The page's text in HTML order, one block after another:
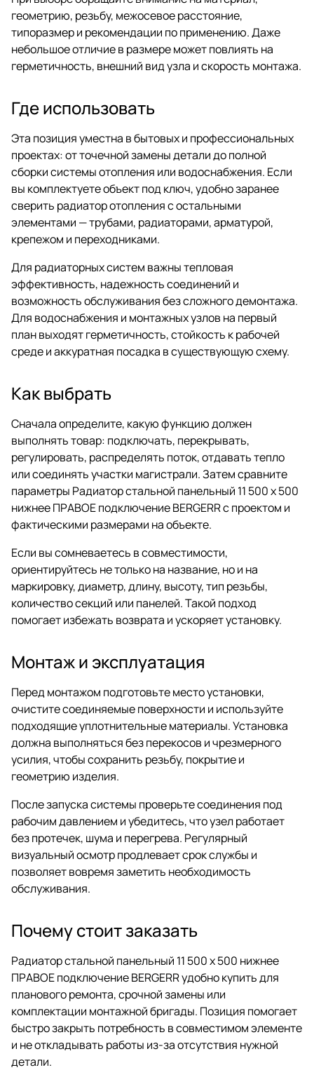
геометрию, резьбу, межосевое расстояние,
типоразмер и рекомендации по применению. Даже
небольшое отличие в размере может повлиять на
герметичность, внешний вид узла и скорость монтажа.
Где использовать
Эта позиция уместна в бытовых и профессиональных
проектах: от точечной замены детали до полной
сборки системы отопления или водоснабжения. Если
вы комплектуете объект под ключ, удобно заранее
сверить радиатор отопления с остальными
элементами — трубами, радиаторами, арматурой,
крепежом и переходниками.
Для радиаторных систем важны тепловая
эффективность, надежность соединений и
возможность обслуживания без сложного демонтажа.
Для водоснабжения и монтажных узлов на первый
план выходят герметичность, стойкость к рабочей
среде и аккуратная посадка в существующую схему.
Как выбрать
Сначала определите, какую функцию должен
выполнять товар: подключать, перекрывать,
регулировать, распределять поток, отдавать тепло
или соединять участки магистрали. Затем сравните
параметры Радиатор стальной панельный 11 500 x 500
нижнее ПРАВОЕ подключение BERGERR с проектом и
фактическими размерами на объекте.
Если вы сомневаетесь в совместимости,
ориентируйтесь не только на название, но и на
маркировку, диаметр, длину, высоту, тип резьбы,
количество секций или панелей. Такой подход
помогает избежать возврата и ускоряет установку.
Монтаж и эксплуатация
Перед монтажом подготовьте место установки,
очистите соединяемые поверхности и используйте
подходящие уплотнительные материалы. Установка
должна выполняться без перекосов и чрезмерного
усилия, чтобы сохранить резьбу, покрытие и
геометрию изделия.
После запуска системы проверьте соединения под
рабочим давлением и убедитесь, что узел работает
без протечек, шума и перегрева. Регулярный
визуальный осмотр продлевает срок службы и
позволяет вовремя заметить необходимость
обслуживания.
Почему стоит заказать
Радиатор стальной панельный 11 500 x 500 нижнее
ПРАВОЕ подключение BERGERR удобно купить для
планового ремонта, срочной замены или
комплектации монтажной бригады. Позиция помогает
быстро закрыть потребность в совместимом элементе
и не откладывать работы из-за отсутствия нужной
детали.